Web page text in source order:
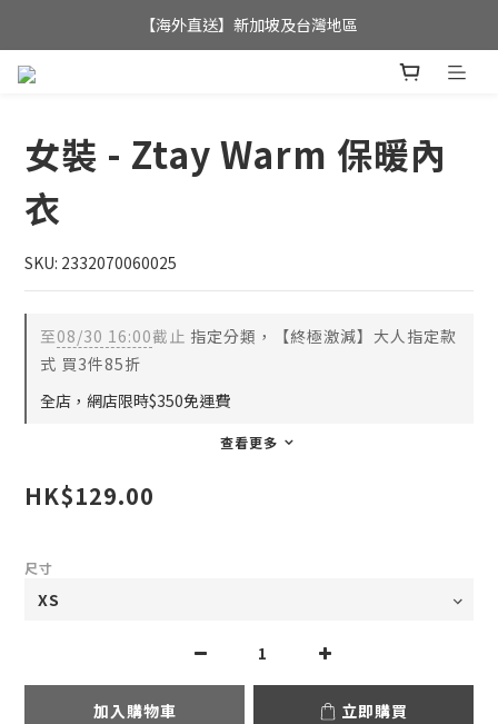
全店滿$350，即可享港澳地區免運費;
【海外直送】新加坡及台灣地區
女裝 - Ztay Warm 保暖內
衣
SKU: 2332070060025
至08/30 16:00截止 指定分類，【終極激減】大人指定款
式 買3件85折
全店，網店限時$350免運費
查看更多
HK$129.00
尺寸
加入購物車 立即購買